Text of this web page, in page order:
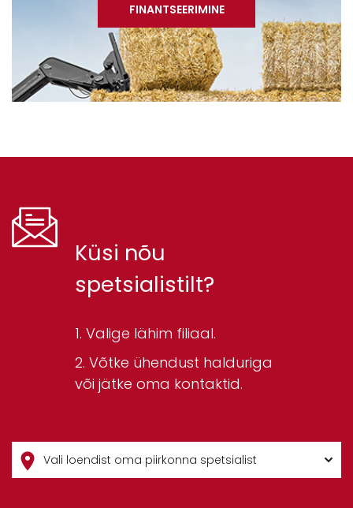
FINANTSEERIMINE
Küsi nõu
spetsialistilt?
Valige lähim filiaal.
Võtke ühendust halduriga
või jätke oma kontaktid.